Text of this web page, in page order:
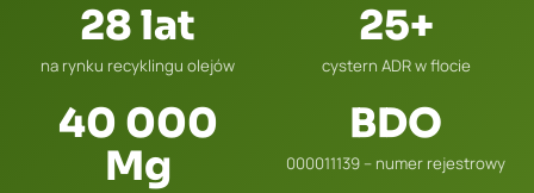
28 lat
na rynku recyklingu olejów
25+
cystern ADR w flocie
40 000
Mg
BDO
000011139 – numer rejestrowy